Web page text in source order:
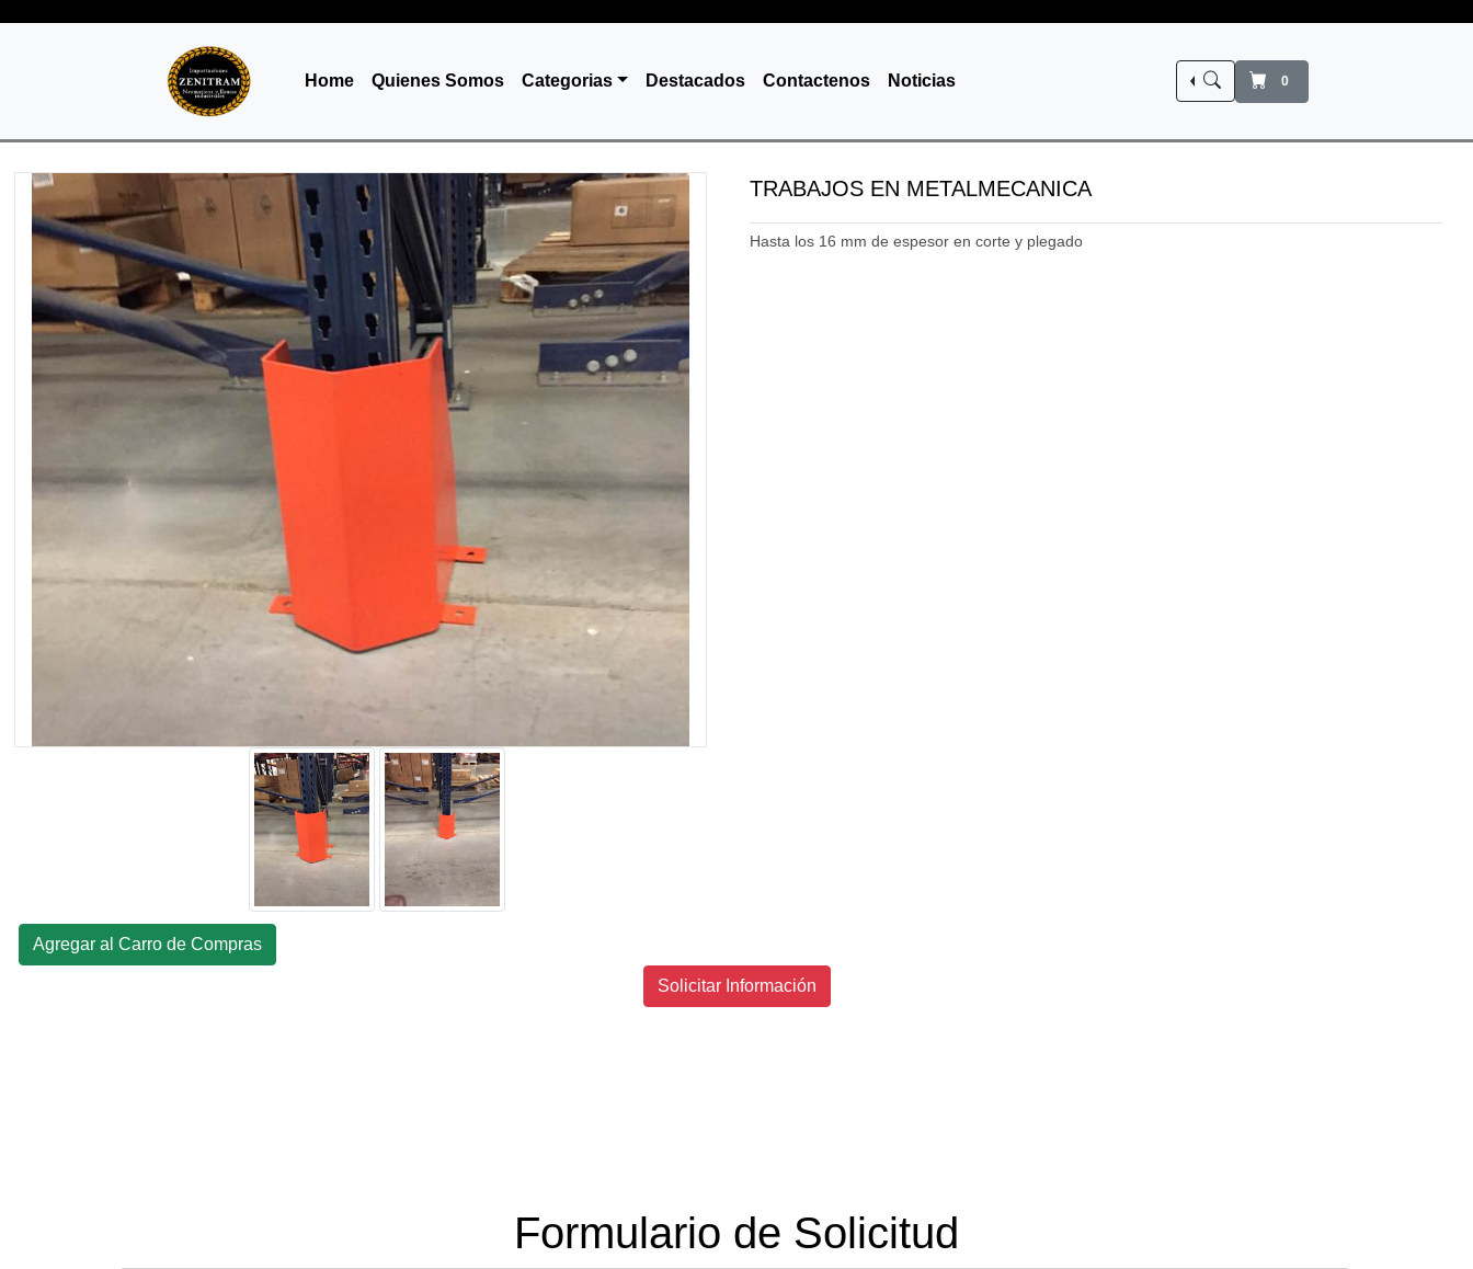
Home Quienes Somos Categorias Destacados Contactenos Noticias 0
TRABAJOS EN METALMECANICA
Hasta los 16 mm de espesor en corte y plegado
Agregar al Carro de Compras
Solicitar Información
Formulario de Solicitud